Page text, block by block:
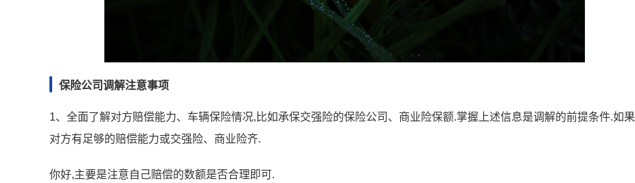
保险公司调解注意事项
1、全面了解对方赔偿能力、车辆保险情况,比如承保交强险的保险公司、商业险保额.掌握上述信息是调解的前提条件.如果
对方有足够的赔偿能力或交强险、商业险齐.
你好,主要是注意自己赔偿的数额是否合理即可.